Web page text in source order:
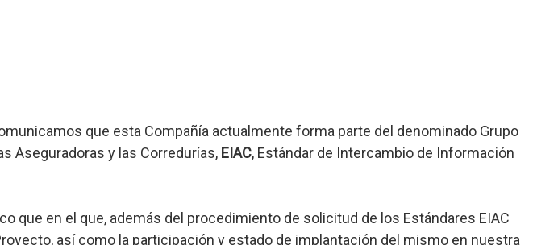
que esta Compañía actualmente forma parte del denominado Grupo
Aseguradoras y las Corredurías, EIAC, Estándar de Intercambio de Información
en el que, además del procedimiento de solicitud de los Estándares EIAC
así como la participación y estado de implantación del mismo en nuestra